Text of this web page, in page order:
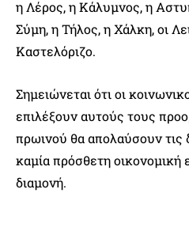
η Λέρος, η Κάλυμνος, η
Σύμη, η Τήλος, η Χάλκη, οι
Καστελόριζο.
Σημειώνεται ότι οι
επιλέξουν αυτούς τους
πρωινού θα απολαύσουν τις
καμία πρόσθετη οικονομική
διαμονή.